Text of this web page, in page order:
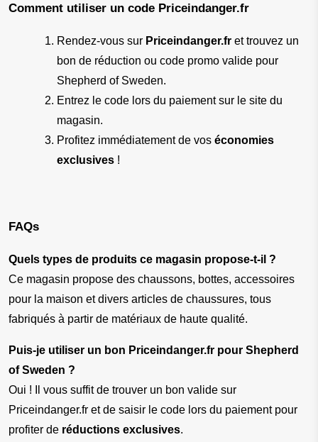
Comment utiliser un code Priceindanger.fr
Rendez-vous sur Priceindanger.fr et trouvez un
bon de réduction ou code promo valide pour
Shepherd of Sweden.
Entrez le code lors du paiement sur le site du
magasin.
Profitez immédiatement de vos économies
exclusives !
FAQs
Quels types de produits ce magasin propose-t-il ?
Ce magasin propose des chaussons, bottes, accessoires
pour la maison et divers articles de chaussures, tous
fabriqués à partir de matériaux de haute qualité.
Puis-je utiliser un bon Priceindanger.fr pour Shepherd
of Sweden ?
Oui ! Il vous suffit de trouver un bon valide sur
Priceindanger.fr et de saisir le code lors du paiement pour
profiter de réductions exclusives.